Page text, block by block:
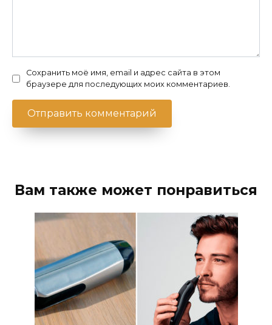
Сохранить моё имя, email и адрес сайта в этом
браузере для последующих моих комментариев.
Вам также может понравиться